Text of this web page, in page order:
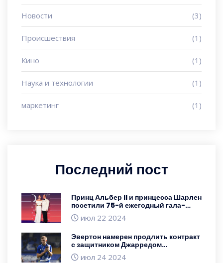
Новости (3)
Происшествия (1)
Кино (1)
Наука и технологии (1)
маркетинг (1)
Последний пост
Принц Альбер II и принцесса Шарлен
посетили 75-й ежегодный гала-
концерт Красного Креста в Монако
июл 22 2024
Эвертон намерен продлить контракт
с защитником Джарредом
Брантуэйтом
июл 24 2024